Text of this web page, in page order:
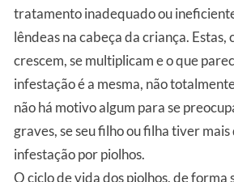
tratamento inadequado ou
lêndeas na cabeça da criança. Estas,
crescem, se multiplicam e o que
infestação é a mesma, não
não há motivo algum para se
graves, se seu filho ou filha tiver
infestação por piolhos.
O ciclo de vida dos piolhos, de forma